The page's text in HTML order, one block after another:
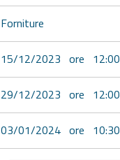
Forniture
15/12/2023 ore
29/12/2023 ore
03/01/2024 ore